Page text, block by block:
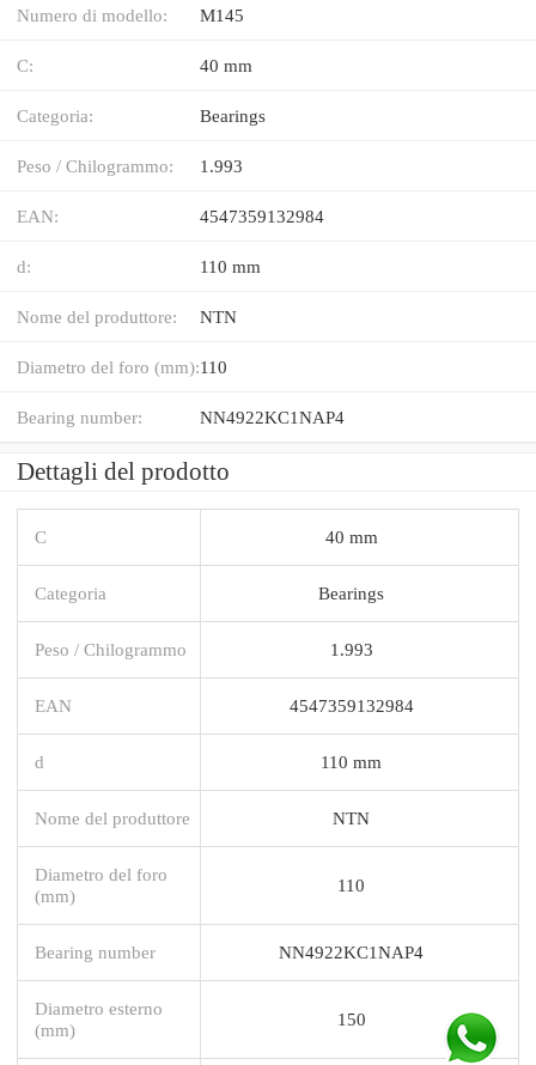
Numero di modello: M145
C: 40 mm
Categoria: Bearings
Peso / Chilogrammo: 1.993
EAN: 4547359132984
d: 110 mm
Nome del produttore: NTN
Diametro del foro (mm):110
Bearing number: NN4922KC1NAP4
Dettagli del prodotto
C 40 mm
Categoria Bearings
Peso / Chilogrammo 1.993
EAN 4547359132984
d 110 mm
Nome del produttore NTN
Diametro del foro
(mm)
110
Bearing number NN4922KC1NAP4
Diametro esterno
(mm)
150